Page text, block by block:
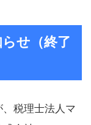
せ（終了
税理士法人マ